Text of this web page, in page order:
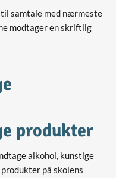
samtale med nærmeste
modtager en skriftlig
produkter
alkohol, kunstige
på skolens